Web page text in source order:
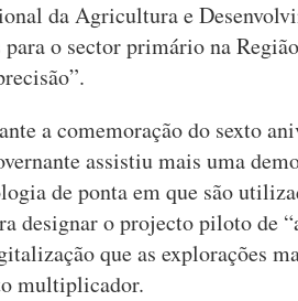
da Agricultura e
para o sector primário na
a comemoração do sexto
assistiu mais uma
de ponta em que são
designar o projecto piloto de
que as explorações
multiplicador.